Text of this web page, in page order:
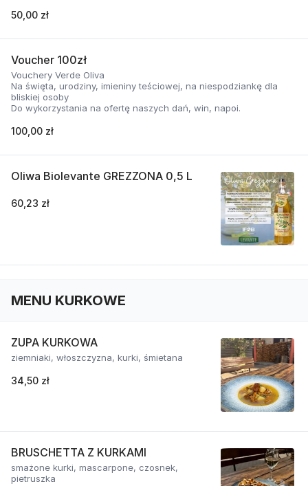
50,00 zł
Voucher 100zł
Vouchery Verde Oliva
Na święta, urodziny, imieniny teściowej, na niespodziankę dla
bliskiej osoby
Do wykorzystania na ofertę naszych dań, win, napoi.
100,00 zł
Oliwa Biolevante GREZZONA 0,5 L
60,23 zł
MENU KURKOWE
ZUPA KURKOWA
ziemniaki, włoszczyzna, kurki, śmietana
34,50 zł
BRUSCHETTA Z KURKAMI
smażone kurki, mascarpone, czosnek,
pietruszka